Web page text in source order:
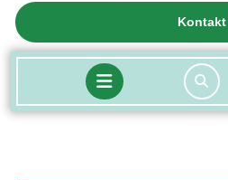
Kontakt
Open
Button